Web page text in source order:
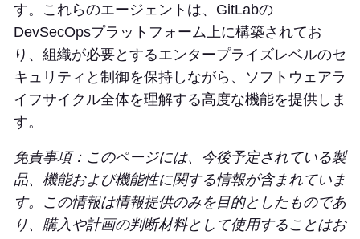
す。これらのエージェントは、GitLabの
DevSecOpsプラットフォーム上に構築されてお
り、組織が必要とするエンタープライズレベルのセ
キュリティと制御を保持しながら、ソフトウェアラ
イフサイクル全体を理解する高度な機能を提供しま
す。
免責事項：このページには、今後予定されている製
品、機能および機能性に関する情報が含まれていま
す。この情報は情報提供のみを目的としたものであ
り、購入や計画の判断材料として使用することはお